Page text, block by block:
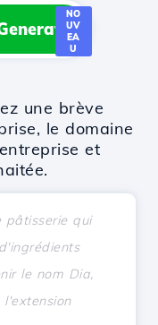
NO
UV
EA
U
une brève
le domaine
et